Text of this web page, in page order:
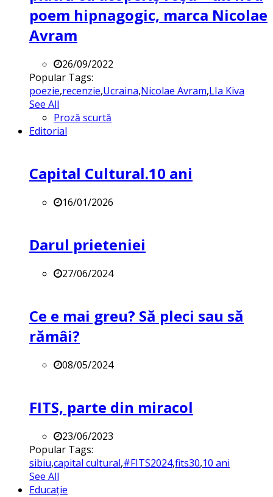
poem hipnagogic, marca Nicolae
Avram
26/09/2022
Popular Tags:
poezie,recenzie,Ucraina,Nicolae Avram,LIa Kiva
See All
Proză scurtă
Editorial
Capital Cultural.10 ani
16/01/2026
Darul prieteniei
27/06/2024
Ce e mai greu? Să pleci sau să
rămâi?
08/05/2024
FITS, parte din miracol
23/06/2023
Popular Tags:
sibiu,capital cultural,#FITS2024,fits30,10 ani
See All
Educație